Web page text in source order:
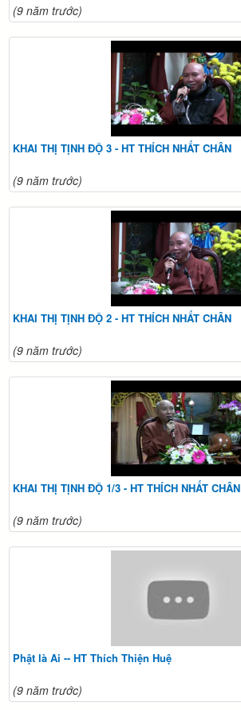
(9 năm trước)
KHAI THỊ TỊNH ĐỘ 3 - HT THÍCH NHẤT CHÂN
(9 năm trước)
KHAI THỊ TỊNH ĐỘ 2 - HT THÍCH NHẤT CHÂN
(9 năm trước)
KHAI THỊ TỊNH ĐỘ 1/3 - HT THÍCH NHẤT CHÂN
(9 năm trước)
Phật là Ai -- HT Thích Thiện Huệ
(9 năm trước)